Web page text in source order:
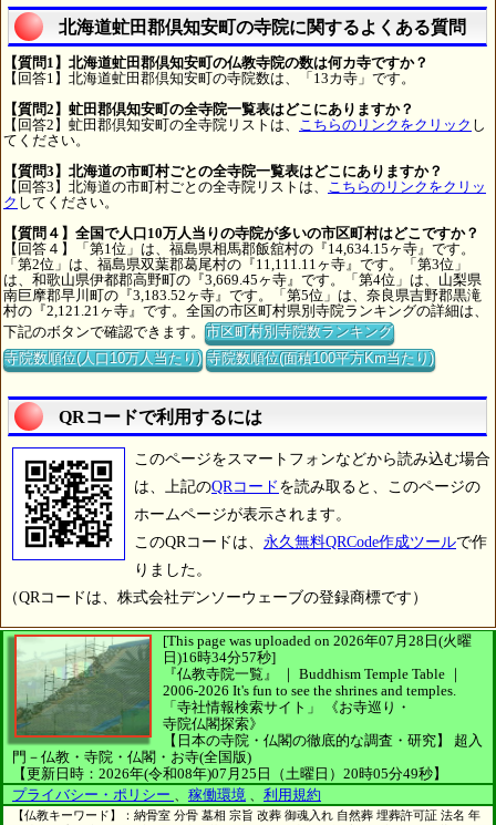
北海道虻田郡倶知安町の寺院に関するよくある質問
【質問1】北海道虻田郡倶知安町の仏教寺院の数は何カ寺ですか？
【回答1】北海道虻田郡倶知安町の寺院数は、「13カ寺」です。
【質問2】虻田郡倶知安町の全寺院一覧表はどこにありますか？
【回答2】虻田郡倶知安町の全寺院リストは、 こちらのリンクをクリック し
てください。
【質問3】北海道の市町村ごとの全寺院一覧表はどこにありますか？
【回答3】北海道の市町村ごとの全寺院リストは、 こちらのリンクをクリッ
ク してください。
【質問４】全国で人口10万人当りの寺院が多いの市区町村はどこですか？
【回答４】「第1位」は、福島県相馬郡飯舘村の『14,634.15ヶ寺』です。
「第2位」は、福島県双葉郡葛尾村の『11,111.11ヶ寺』です。「第3位」
は、和歌山県伊都郡高野町の『3,669.45ヶ寺』です。「第4位」は、山梨県
南巨摩郡早川町の『3,183.52ヶ寺』です。「第5位」は、奈良県吉野郡黒滝
村の『2,121.21ヶ寺』です。全国の市区町村県別寺院ランキングの詳細は、
下記のボタンで確認できます。市区町村別寺院数ランキング
寺院数順位(人口10万人当たり) 寺院数順位(面積100平方Km当たり)
QRコードで利用するには
このページをスマートフォンなどから読み込む場合
は、上記のQRコード を読み取ると、このページの
ホームページが表示されます。
このQRコードは、 永久無料QRCode作成ツールで作
りました。
（QRコードは、株式会社デンソーウェーブの登録商標です）
[This page was uploaded on 2026年07月28日(火曜
日)16時34分57秒]
『仏教寺院一覧』 ｜ Buddhism Temple Table ｜
2006-2026 It's fun to see the shrines and temples.
「寺社情報検索サイト」
《お寺巡り・
寺院仏閣探索》
【日本の寺院・仏閣の徹底的な調査・研究】
超入
門－仏教・寺院・仏閣・お寺(全国版)
【更新日時：2026年(令和08年)07月25日（土曜日）20時05分49秒】
プライバシー・ポリシー 、 稼働環境 、 利用規約
【仏教キーワード】：納骨室 分骨 墓相 宗旨 改葬 御魂入れ 自然葬 埋葬許可証 法名 年